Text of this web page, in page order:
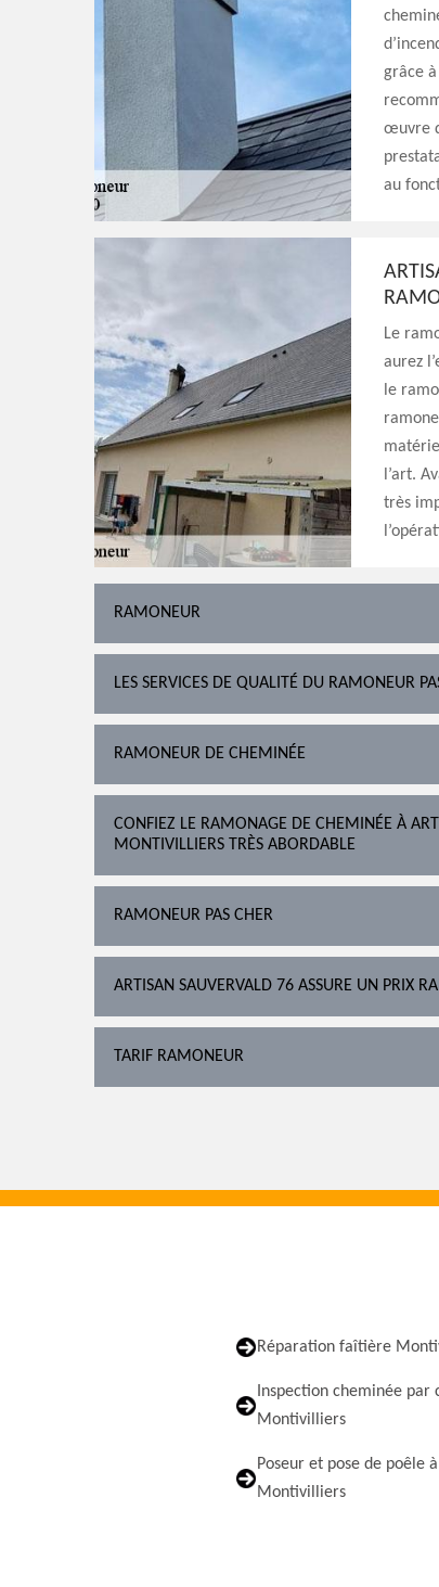
grâce
œuvre
au
Le
aurez
le
l’art.
très
RAMONEUR
LES SERVICES DE QUALITÉ DU RAMONEUR
RAMONEUR DE CHEMINÉE
CONFIEZ LE RAMONAGE DE CHEMINÉE À
MONTIVILLIERS TRÈS ABORDABLE
RAMONEUR PAS CHER
ARTISAN SAUVERVALD 76 ASSURE UN PRIX
TARIF RAMONEUR
Réparation faîtière
Inspection cheminée par
Montivilliers
Poseur et pose de poêle
Montivilliers